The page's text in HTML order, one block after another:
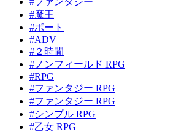
#魔王
#ボート
#ADV
#２時間
#ノンフィールド RPG
#RPG
#ファンタジー RPG
#ファンタジー RPG
#シンプル RPG
#乙女 RPG